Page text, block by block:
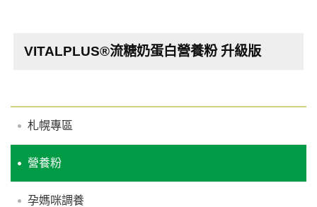
札幌專區
營養粉
孕媽咪調養
VITALPLUS®流糖奶蛋白營養粉 升級版